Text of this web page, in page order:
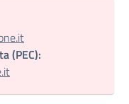
(PEC):